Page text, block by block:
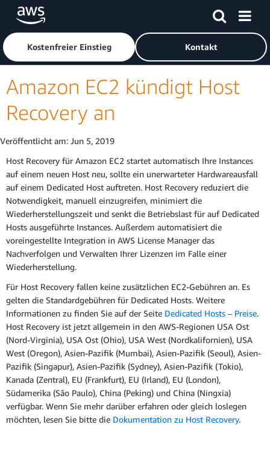
Überspringen zum Hauptinhalt
Klicken Sie hier, um zur Amazon Web Services-Startseite
Kostenfreier Einstieg Kontakt
Amazon EC2 kündigt Host
Recovery an
Veröffentlicht am: Jun 5, 2019
Host Recovery für Amazon EC2 startet automatisch Ihre Instances
auf einem neuen Host neu, sollte ein unerwarteter Hardwareausfall
auf einem Dedicated Host auftreten. Host Recovery reduziert die
Notwendigkeit, manuell einzugreifen, minimiert die
Wiederherstellungszeit und senkt die Betriebslast für auf Dedicated
Hosts ausgeführte Instances. Außerdem automatisiert die
voreingestellte Integration in AWS License Manager das
Nachverfolgen und Verwalten Ihrer Lizenzen im Falle einer
Wiederherstellung.
Für Host Recovery fallen keine zusätzlichen EC2-Gebühren an. Es
gelten die Standardgebühren für Dedicated Hosts. Weitere
Informationen zu finden Sie auf der Seite Dedicated Hosts – Preise.
Host Recovery ist jetzt allgemein in den AWS-Regionen USA Ost
(Nord-Virginia), USA Ost (Ohio), USA West (Nordkalifornien), USA
West (Oregon), Asien-Pazifik (Mumbai), Asien-Pazifik (Seoul), Asien-
Pazifik (Singapur), Asien-Pazifik (Sydney), Asien-Pazifik (Tokio),
Kanada (Zentral), EU (Frankfurt), EU (Irland), EU (London),
Südamerika (São Paulo), China (Peking) und China (Ningxia)
verfügbar. Wenn Sie mehr darüber erfahren oder gleich loslegen
möchten, lesen Sie bitte die Dokumentation zu Host Recovery.